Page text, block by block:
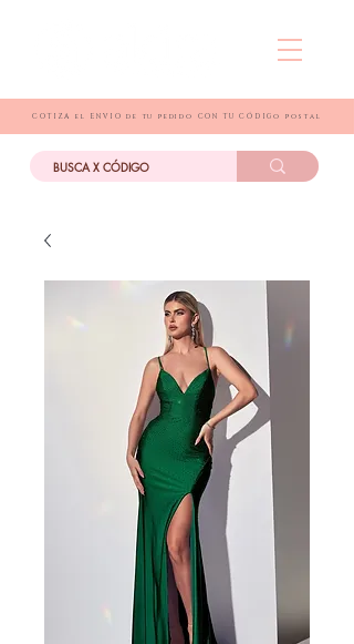
COTIZA el ENVIO de tu pedido CON TU CÓDIGo postal